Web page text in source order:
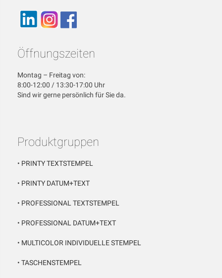
Öffnungszeiten
Montag – Freitag von:
8:00-12:00 / 13:30-17:00 Uhr
Sind wir gerne persönlich für Sie da.
Produktgruppen
• PRINTY TEXTSTEMPEL
• PRINTY DATUM+TEXT
• PROFESSIONAL TEXTSTEMPEL
• PROFESSIONAL DATUM+TEXT
• MULTICOLOR INDIVIDUELLE STEMPEL
• TASCHENSTEMPEL